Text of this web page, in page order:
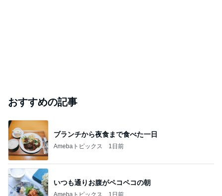
おすすめの記事
ブランチから夜食まで食べた一日
Amebaトピックス 1日前
いつも通りお腹がペコペコの朝
Amebaトピックス 1日前